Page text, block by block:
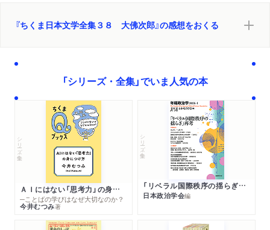
『ちくま日本文学全集３８ 大佛次郎』の感想をおくる
「シリーズ・全集」でいま人気の本
シリーズ・全集
ＡＩにはない「思考力」の身につけ方
─ことばの学びはなぜ大切なのか？
今井むつみ著
シリーズ・全集
「リベラル国際秩序の揺らぎ」再考 年報政治学２０２６‐Ⅰ
日本政治学会編